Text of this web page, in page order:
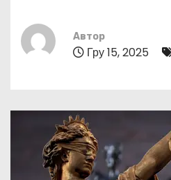
Автор
Гру 15, 2025